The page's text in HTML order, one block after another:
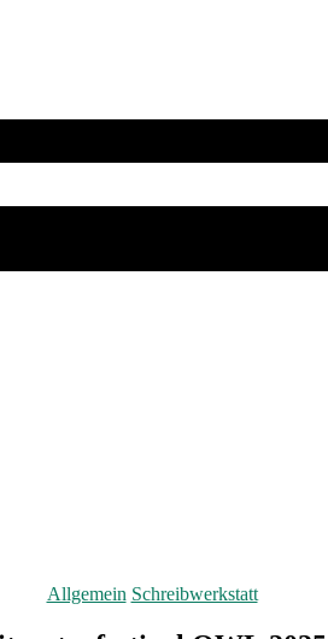
Kategorien
Allgemein Schreibwerkstatt